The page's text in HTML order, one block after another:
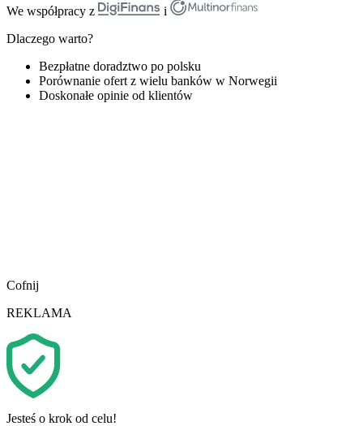
We współpracy z
i
Dlaczego warto?
Bezpłatne doradztwo po polsku
Porównanie ofert z wielu banków w Norwegii
Doskonałe opinie od klientów
Cofnij
REKLAMA
Jesteś o krok od celu!